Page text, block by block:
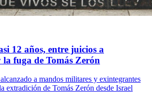
12 años, entre juicios a
fuga de Tomás Zerón
a mandos militares y exintegrantes
extradición de Tomás Zerón desde Israel